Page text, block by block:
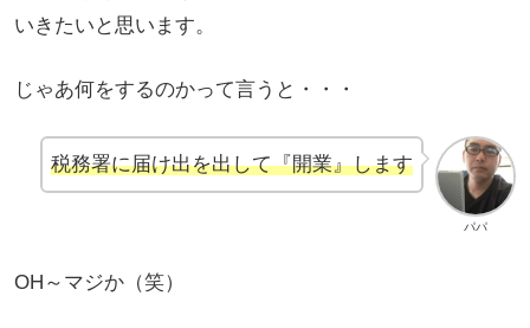
いきたいと思います。
じゃあ何をするのかって言うと・・・
パパ
税務署に届け出を出して『開業』します
OH～マジか（笑）